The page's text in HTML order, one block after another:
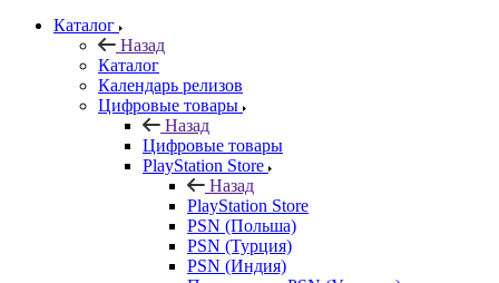
Каталог
Назад
Каталог
Календарь релизов
Цифровые товары
Назад
Цифровые товары
PlayStation Store
Назад
PlayStation Store
PSN (Польша)
PSN (Турция)
PSN (Индия)